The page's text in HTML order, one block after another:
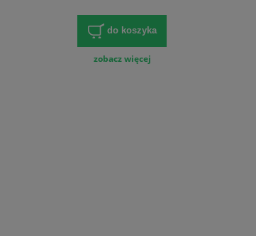
do koszyka
zobacz więcej